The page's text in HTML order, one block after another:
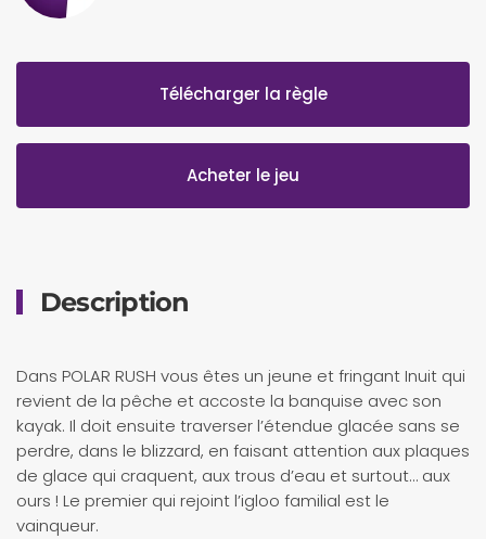
Télécharger la règle
Acheter le jeu
Description
Dans POLAR RUSH vous êtes un jeune et fringant Inuit qui
revient de la pêche et accoste la banquise avec son
kayak. Il doit ensuite traverser l’étendue glacée sans se
perdre, dans le blizzard, en faisant attention aux plaques
de glace qui craquent, aux trous d’eau et surtout… aux
ours ! Le premier qui rejoint l’igloo familial est le
vainqueur.